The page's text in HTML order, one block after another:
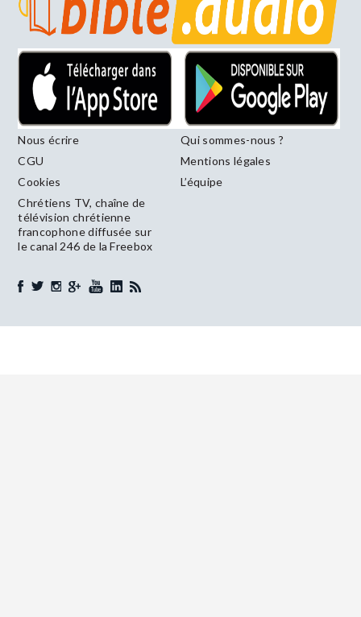
Nous écrire
Qui sommes-nous ?
CGU
Mentions légales
Cookies
L’équipe
Chrétiens TV, chaîne de
télévision chrétienne
francophone diffusée sur
le canal 246 de la Freebox